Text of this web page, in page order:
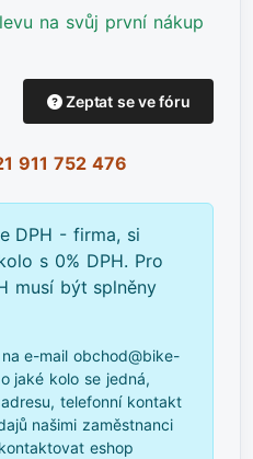
na svůj první nákup
Zeptat se ve fóru
911 752 476
DPH - firma, si
s 0% DPH. Pro
musí být splněny
e-mail obchod@bike-
jaké kolo se jedná,
telefonní kontakt
našimi zaměstnanci
eshop